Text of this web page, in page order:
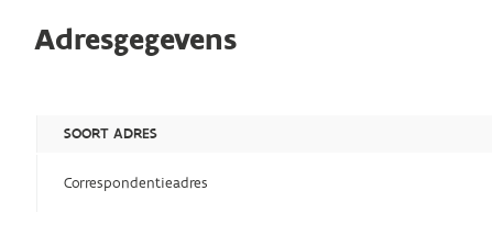
Adresgegevens
SOORT ADRES
Correspondentieadres